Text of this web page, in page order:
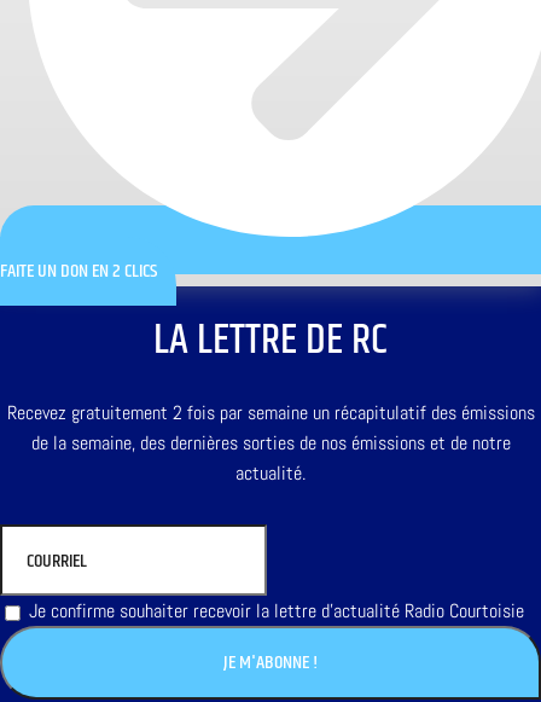
FAITE UN DON EN 2 CLICS
LA LETTRE DE RC
Recevez gratuitement 2 fois par semaine un récapitulatif des émissions
de la semaine, des dernières sorties de nos émissions et de notre
actualité.
Je confirme souhaiter recevoir la lettre d'actualité Radio Courtoisie